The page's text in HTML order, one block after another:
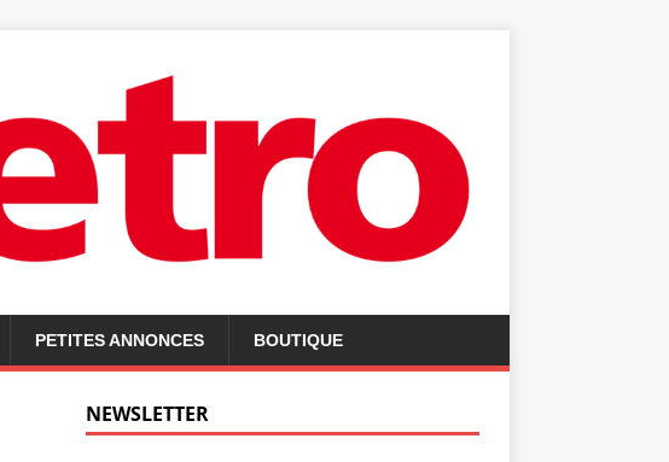
PETITES ANNONCES BOUTIQUE
NEWSLETTER